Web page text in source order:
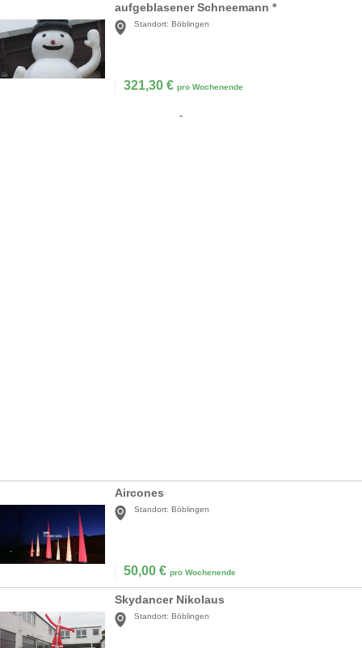
aufgeblasener Schneemann *
Standort: Böblingen
321,30 € pro Wochenende
Aircones
Standort: Böblingen
50,00 € pro Wochenende
Skydancer Nikolaus
Standort: Böblingen